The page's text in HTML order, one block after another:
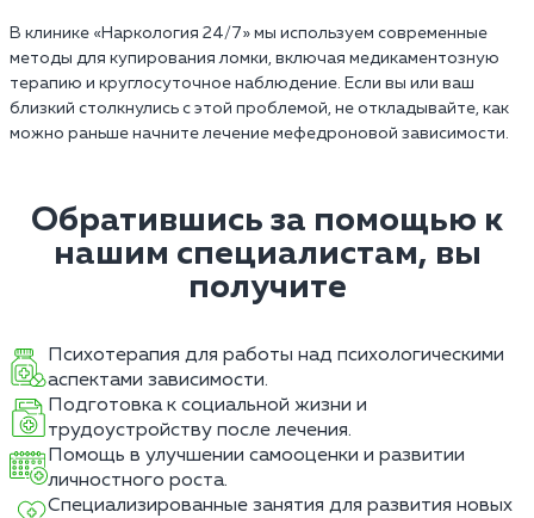
В клинике «Наркология 24/7» мы используем современные
методы для купирования ломки, включая медикаментозную
терапию и круглосуточное наблюдение. Если вы или ваш
близкий столкнулись с этой проблемой, не откладывайте, как
можно раньше начните лечение мефедроновой зависимости.
Обратившись за помощью к
нашим специалистам, вы
получите
Психотерапия для работы над психологическими
аспектами зависимости.
Подготовка к социальной жизни и
трудоустройству после лечения.
Помощь в улучшении самооценки и развитии
личностного роста.
Специализированные занятия для развития новых